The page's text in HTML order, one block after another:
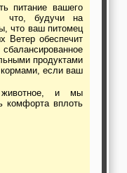
что, будучи на
что ваш питомец
Ветер обеспечит
продуктами
кормами, если ваш
комфорта вплоть